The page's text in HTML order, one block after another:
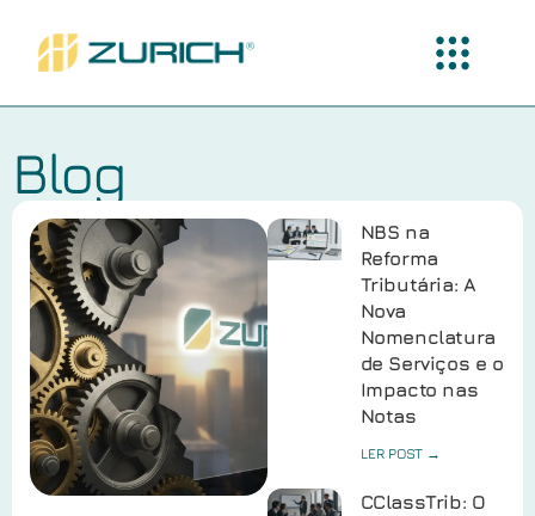
Blog
NBS na
Reforma
Tributária: A
Nova
Nomenclatura
de Serviços e o
Impacto nas
Notas
LER POST →
CClassTrib: O